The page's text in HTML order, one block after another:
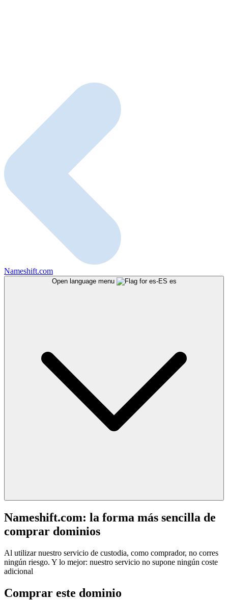
Nameshift.com
Open language menu es
Nameshift.com: la forma más sencilla de
comprar dominios
Al utilizar nuestro servicio de custodia, como comprador, no corres
ningún riesgo. Y lo mejor: nuestro servicio no supone ningún coste
adicional
Comprar este dominio